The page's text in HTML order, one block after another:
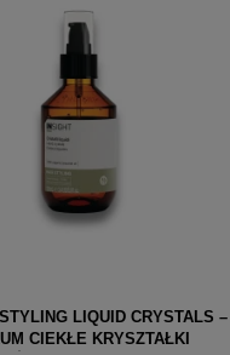
do koszyka
STYLING LIQUID CRYSTALS –
CIEKŁE KRYSZTAŁKI